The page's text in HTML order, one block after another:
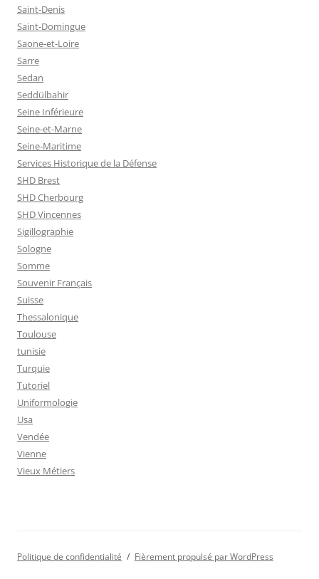
Saint-Denis
Saint-Domingue
Saone-et-Loire
Sarre
Sedan
Seddülbahir
Seine Inférieure
Seine-et-Marne
Seine-Maritime
Services Historique de la Défense
SHD Brest
SHD Cherbourg
SHD Vincennes
Sigillographie
Sologne
Somme
Souvenir Français
Suisse
Thessalonique
Toulouse
tunisie
Turquie
Tutoriel
Uniformologie
Usa
Vendée
Vienne
Vieux Métiers
Politique de confidentialité Fièrement propulsé par WordPress